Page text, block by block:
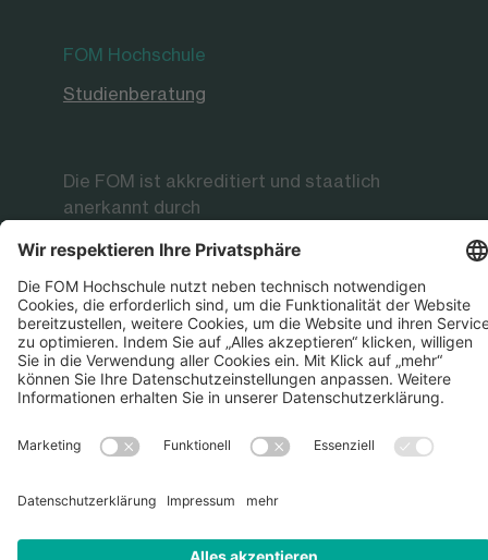
FOM Hochschule
Studienberatung
Die FOM ist akkreditiert und staatlich
anerkannt durch
Datenschutz Impressum